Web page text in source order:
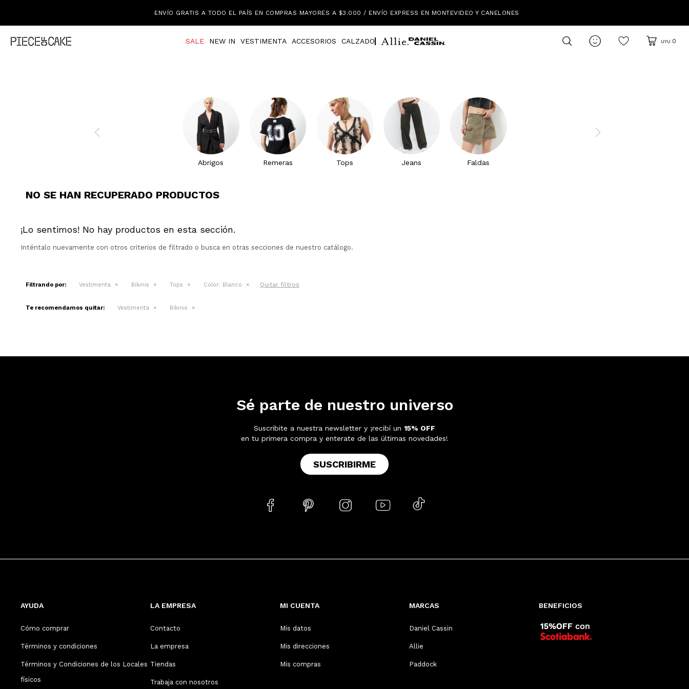
ENVÍO GRATIS A TODO EL PAÍS EN COMPRAS MAYORES A $3.000 / ENVÍO EXPRESS EN MONTEVIDEO Y CANELONES
SALE NEW IN VESTIMENTA ACCESORIOS CALZADO  UYU 0
Abrigos Remeras Tops Jeans Faldas
NO SE HAN RECUPERADO PRODUCTOS
¡Lo sentimos! No hay productos en esta sección.
Inténtalo nuevamente con otros criterios de filtrado o busca en otras secciones de nuestro catálogo.
Filtrando por: Vestimenta Bikinis Tops Color: Blanco Quitar filtros
Te recomendamos quitar: Vestimenta Bikinis
AYUDA
Cómo comprar
Términos y condiciones
Términos y Condiciones de los Locales
físicos
LA EMPRESA
Contacto
La empresa
Tiendas
Trabaja con nosotros
MI CUENTA
Mis datos
Mis direcciones
Mis compras
MARCAS
Daniel Cassin
Allie
Paddock
BENEFICIOS
Sé parte de nuestro universo
Suscribite a nuestra newsletter y ¡recibí un 15% OFF
en tu primera compra y enterate de las últimas novedades!
SUSCRIBIRME
    